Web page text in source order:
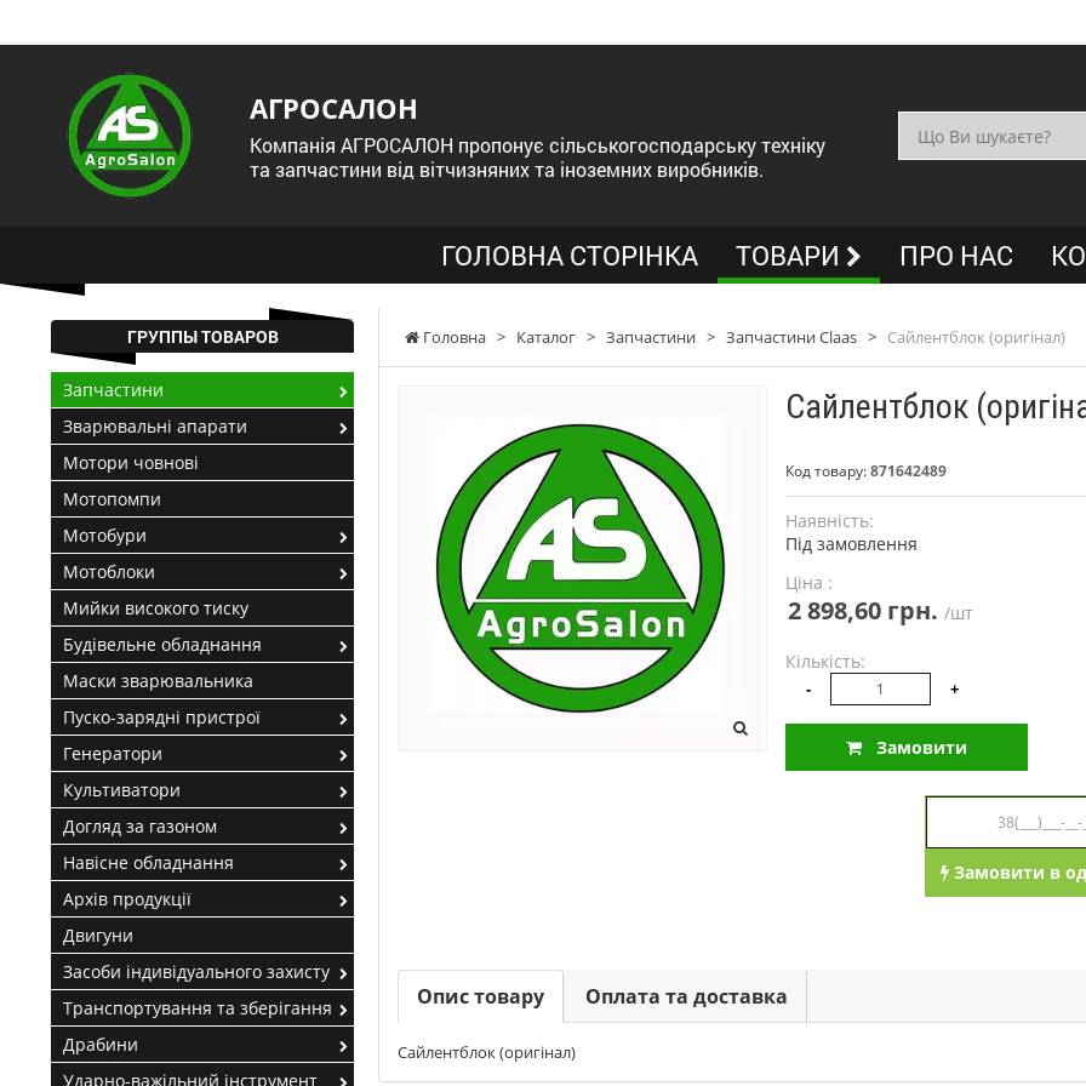
АГРОСАЛОН
Компанія АГРОСАЛОН пропонує сільськогосподарську техніку
та запчастини від вітчизняних та іноземних виробників.
ГОЛОВНА СТОРІНКА ТОВАРИ ПРО НАС
Головна > Каталог > Запчастини > Запчастини Claas > Сайлентблок (оригінал)
Сайлентблок
Код товару:871642489
Наявність:
Під замовлення
Ціна :
2 898,60 грн. /шт
Кількість:
- +
Замовити
Замовити в
Опис товару Оплата та доставка
Сайлентблок (оригінал)
ГРУППЫ ТОВАРОВ
Запчастини
Зварювальні апарати
Мотори човнові
Мотопомпи
Мотобури
Мотоблоки
Мийки високого тиску
Будівельне обладнання
Маски зварювальника
Пуско-зарядні пристрої
Генератори
Культиватори
Догляд за газоном
Навісне обладнання
Архів продукції
Двигуни
Засоби індивідуального захисту
Транспортування та зберігання
Драбини
Ударно-важільний інструмент